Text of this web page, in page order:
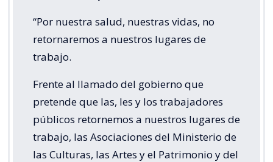
“Por nuestra salud, nuestras vidas, no
retornaremos a nuestros lugares de
trabajo.
Frente al llamado del gobierno que
pretende que las, les y los trabajadores
públicos retornemos a nuestros lugares de
trabajo, las Asociaciones del Ministerio de
las Culturas, las Artes y el Patrimonio y del